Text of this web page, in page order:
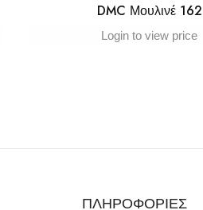
DMC Μουλινέ 162
Login to view price
ΠΛΗΡΟΦΟΡΙΕΣ